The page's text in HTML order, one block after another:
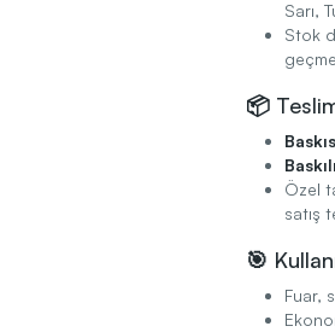
Sarı,
Stok
📦
Özel
satış
🎯
Fuar,